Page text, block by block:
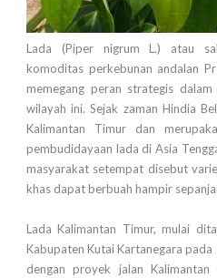
Lada (Piper nigrum L.) atau
komoditas perkebunan andalan
memegang peran strategis
wilayah ini. Sejak zaman Hindia
Kalimantan Timur dan
pembudidayaan lada di Asia
masyarakat setempat disebut
khas dapat berbuah hampir
Lada Kalimantan Timur, mulai
Kabupaten Kutai Kartanegara
dengan proyek jalan Kalimantan